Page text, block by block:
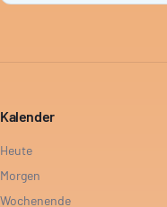
Kalender
Heute
Morgen
Wochenende